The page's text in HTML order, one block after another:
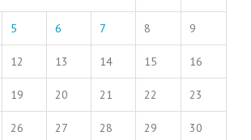
5 6 7 8 9
12 13 14 15 16
19 20 21 22 23
26 27 28 29 30